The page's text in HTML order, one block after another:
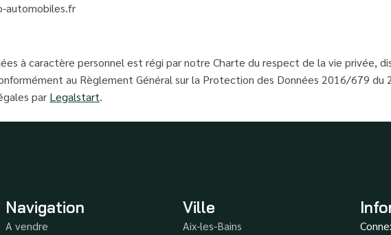
automobiles.fr
à caractère personnel est régi par notre Charte du respect de la vie privée,
au Règlement Général sur la Protection des Données 2016/679 du
par Legalstart.
Navigation
A vendre
Ville
Aix-les-Bains